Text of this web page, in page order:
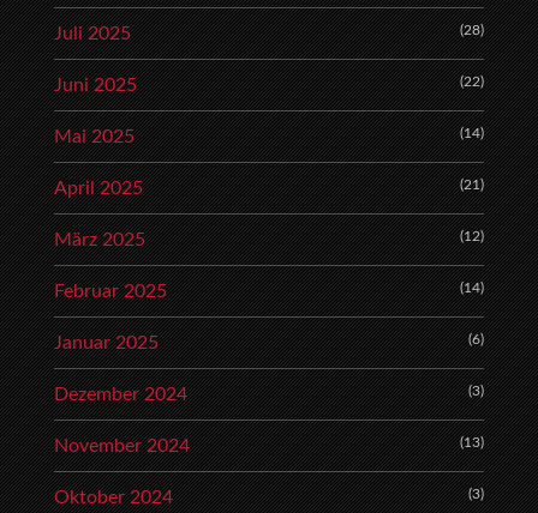
Juli 2025 (28)
Juni 2025 (22)
Mai 2025 (14)
April 2025 (21)
März 2025 (12)
Februar 2025 (14)
Januar 2025 (6)
Dezember 2024 (3)
November 2024 (13)
Oktober 2024 (3)